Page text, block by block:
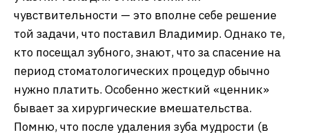
чувствительности — это вполне себе решение
той задачи, что поставил Владимир. Однако те,
кто посещал зубного, знают, что за спасение на
период стоматологических процедур обычно
нужно платить. Особенно жесткий «ценник»
бывает за хирургические вмешательства.
Помню, что после удаления зуба мудрости (в